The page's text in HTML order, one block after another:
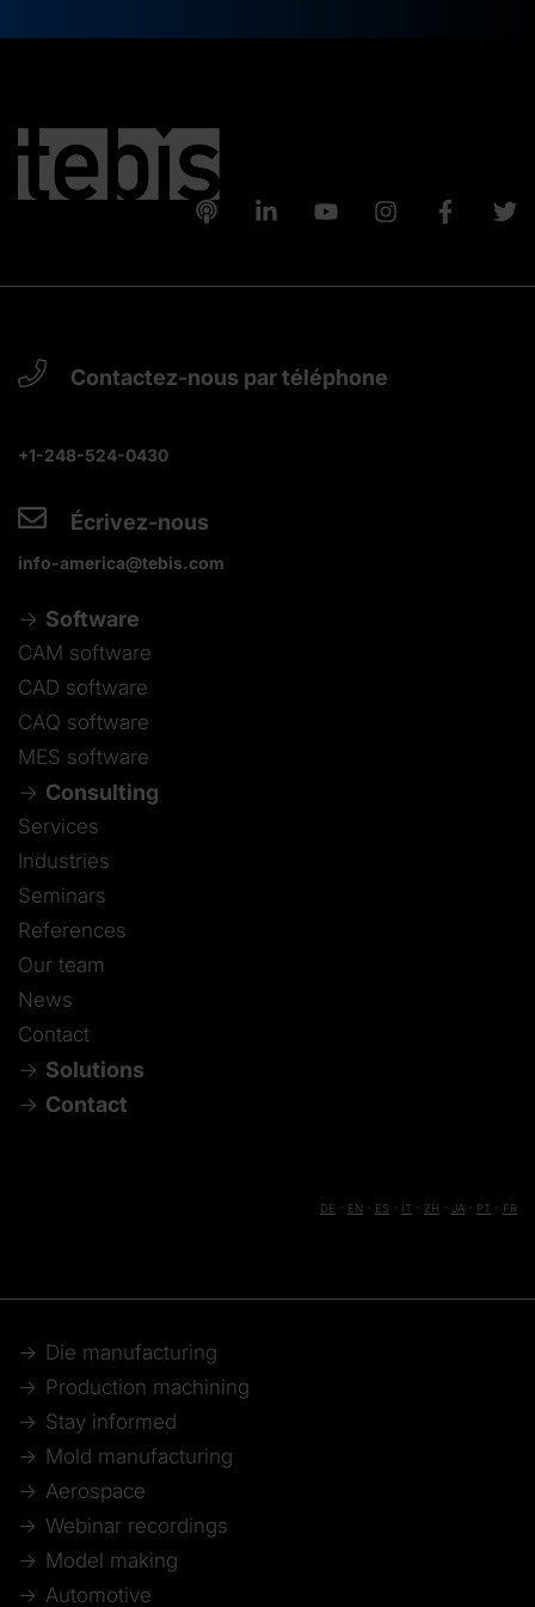
Contactez-nous par téléphone
+1-248-524-0430
Écrivez-nous
info-america@tebis.com
Software
CAM software
CAD software
CAQ software
MES software
Consulting
Services
Industries
Seminars
References
Our team
News
Contact
Solutions
Contact
DE EN ES IT ZH JA PT FR
Die manufacturing
Production machining
Stay informed
Mold manufacturing
Aerospace
Webinar recordings
Model making
Automotive